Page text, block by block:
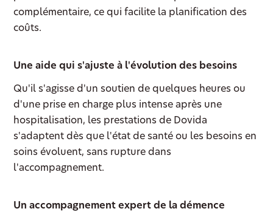
complémentaire, ce qui facilite la planification des
coûts.
Une aide qui s'ajuste à l'évolution des besoins
Qu'il s'agisse d'un soutien de quelques heures ou
d'une prise en charge plus intense après une
hospitalisation, les prestations de Dovida
s'adaptent dès que l'état de santé ou les besoins en
soins évoluent, sans rupture dans
l'accompagnement.
Un accompagnement expert de la démence